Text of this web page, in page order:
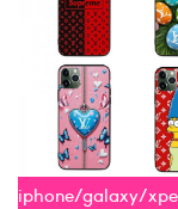
iphone/galaxy/